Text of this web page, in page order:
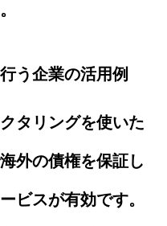
う企業の活用例
タリングを使いた
外の債権を保証し
ビスが有効です。